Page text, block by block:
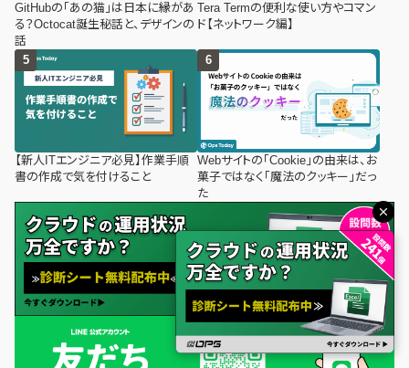
GitHubの「あの猫」は日本に縁があ
る？Octocat誕生秘話と、デザインの
話
Tera Termの便利な使い方やコマン
ド【ネットワーク編】
【新人ITエンジニア必見】作業手順
書の作成で気を付けること
Webサイトの「Cookie」の由来は、お
菓子ではなく「魔法のクッキー」だっ
た